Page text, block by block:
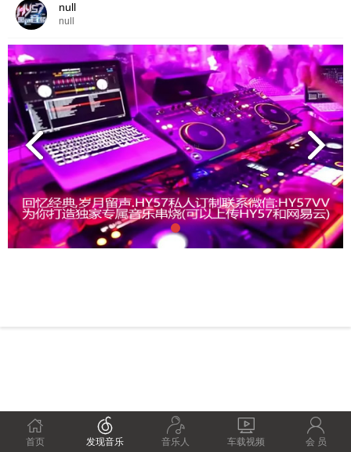
null
null

首页

发现音乐

音乐人

车载视频

会 员